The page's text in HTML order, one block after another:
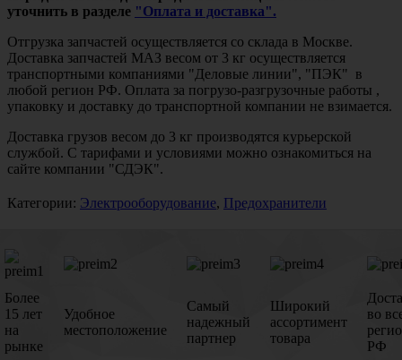
уточнить в разделе "Оплата и доставка".
Отгрузка запчастей осуществляется со склада в Москве.
Доставка запчастей МАЗ весом от 3 кг осуществляется
транспортными компаниями "Деловые линии", "ПЭК" в
любой регион РФ. Оплата за погрузо-разгрузочные работы ,
упаковку и доставку до транспортной компании не взимается.
Доставка грузов весом до 3 кг производятся курьерской
службой. С тарифами и условиями можно ознакомиться на
сайте компании "СДЭК".
Категории: Электрооборудование, Предохранители
Более
15 лет
на
рынке
Удобное
местоположение
Самый
надежный
партнер
Широкий
ассортимент
товара
во
РФ